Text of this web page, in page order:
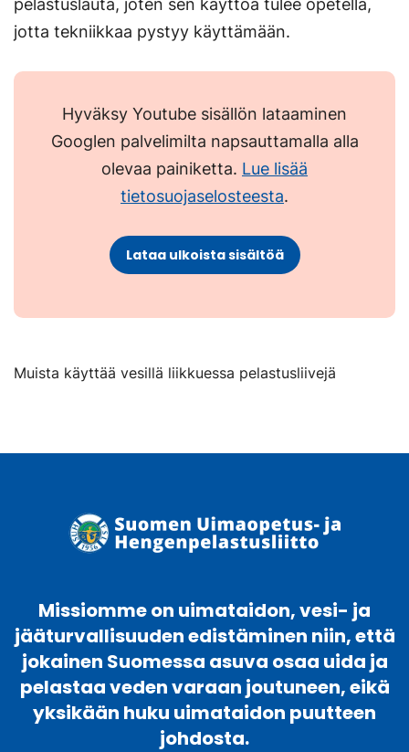
jotta tekniikkaa pystyy käyttämään.
Hyväksy Youtube sisällön lataaminen
Googlen palvelimilta napsauttamalla alla
olevaa painiketta. Lue lisää
tietosuojaselosteesta.
Lataa ulkoista sisältöä
Muista käyttää vesillä liikkuessa pelastusliivejä
Missiomme on uimataidon, vesi- ja
jääturvallisuuden edistäminen niin, että
jokainen Suomessa asuva osaa uida ja
pelastaa veden varaan joutuneen, eikä
yksikään huku uimataidon puutteen
johdosta.